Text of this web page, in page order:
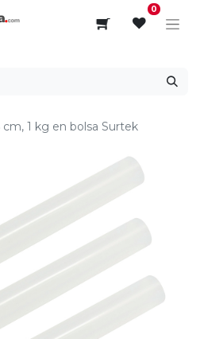
0
cm, 1 kg en bolsa Surtek